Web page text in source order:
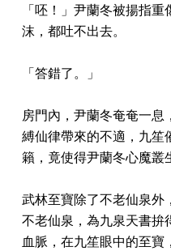
「呸！」尹蘭冬被揚指
沫，都吐不出去。
「答錯了。」
房門內，尹蘭冬奄奄一
縛仙律帶來的不適，九笙
籟，竟使得尹蘭冬心魔叢
武林至寶除了不老仙泉外
不老仙泉，為九泉天書拚
血脈，在九笙眼中的至